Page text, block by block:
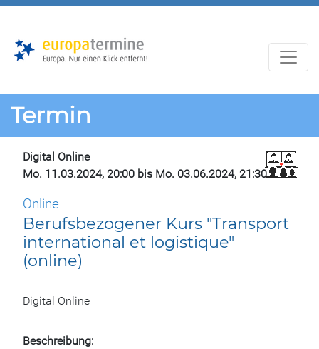
Termin
Digital Online
Mo. 11.03.2024, 20:00 bis Mo. 03.06.2024, 21:30
Online
Berufsbezogener Kurs "Transport
international et logistique"
(online)
Digital Online
Beschreibung: